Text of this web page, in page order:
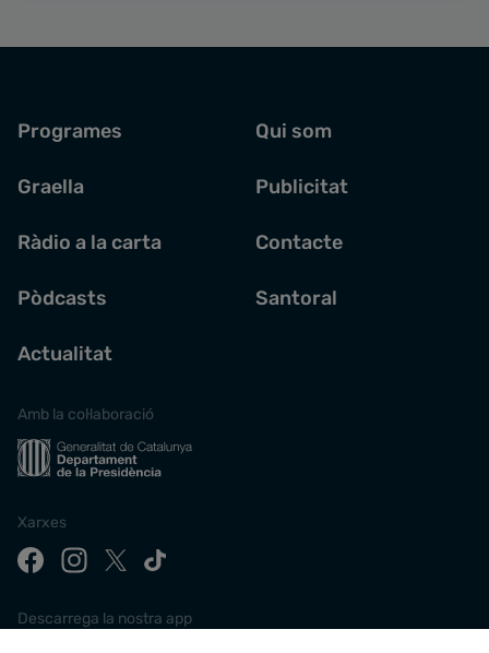
Programes
Graella
Ràdio a la carta
Pòdcasts
Actualitat
Qui som
Publicitat
Contacte
Santoral
Amb la col·laboració
Xarxes
Descarrega la nostra app